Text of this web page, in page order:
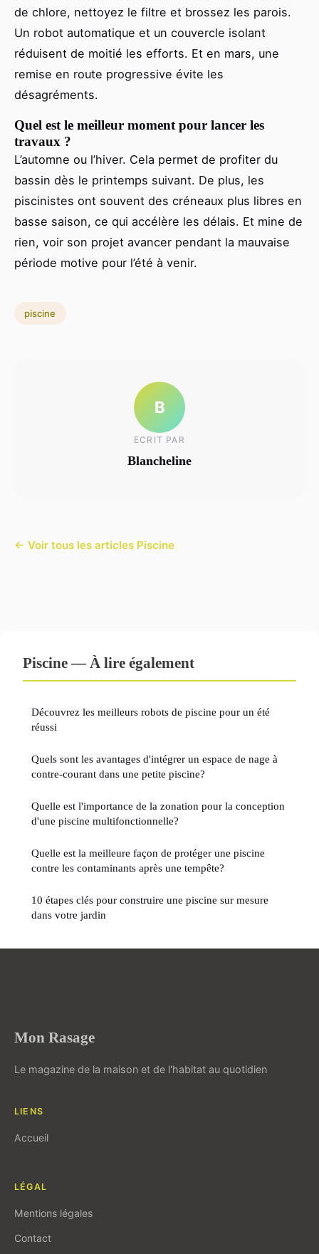
de chlore, nettoyez le filtre et brossez les parois.
Un robot automatique et un couvercle isolant
réduisent de moitié les efforts. Et en mars, une
remise en route progressive évite les
désagréments.
Quel est le meilleur moment pour lancer les
travaux ?
L’automne ou l’hiver. Cela permet de profiter du
bassin dès le printemps suivant. De plus, les
piscinistes ont souvent des créneaux plus libres en
basse saison, ce qui accélère les délais. Et mine de
rien, voir son projet avancer pendant la mauvaise
période motive pour l’été à venir.
piscine
B
ECRIT PAR
Blancheline
← Voir tous les articles Piscine
Piscine — À lire également
Découvrez les meilleurs robots de piscine pour un été
réussi
Quels sont les avantages d'intégrer un espace de nage à
contre-courant dans une petite piscine?
Quelle est l'importance de la zonation pour la conception
d'une piscine multifonctionnelle?
Quelle est la meilleure façon de protéger une piscine
contre les contaminants après une tempête?
10 étapes clés pour construire une piscine sur mesure
dans votre jardin
Mon Rasage
Le magazine de la maison et de l'habitat au quotidien
LIENS
Accueil
LÉGAL
Mentions légales
Contact